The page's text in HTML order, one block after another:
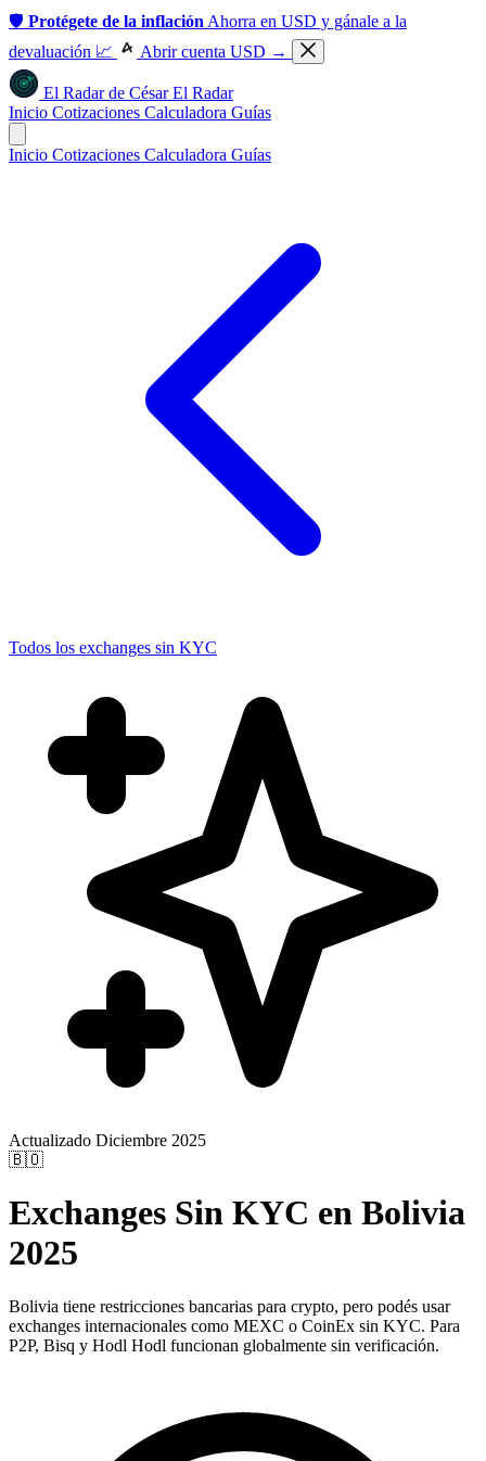
🛡️ Protégete de la inflación Ahorra en USD y gánale a la
devaluación 📈
Abrir cuenta USD →
El Radarde César El Radar
Inicio Cotizaciones Calculadora Guías
Inicio Cotizaciones Calculadora Guías
Todos los exchanges sin KYC
Actualizado Diciembre 2025
🇧🇴
Exchanges Sin KYC en Bolivia
2025
Bolivia tiene restricciones bancarias para crypto, pero podés usar
exchanges internacionales como MEXC o CoinEx sin KYC. Para
P2P, Bisq y Hodl Hodl funcionan globalmente sin verificación.